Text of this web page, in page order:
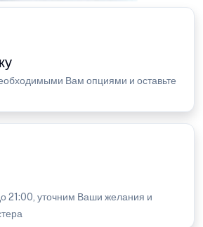
Вам опциями и оставьте
21:00, уточним Ваши желания и